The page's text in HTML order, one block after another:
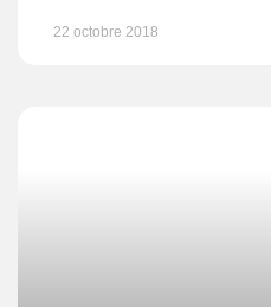
22 octobre 2018